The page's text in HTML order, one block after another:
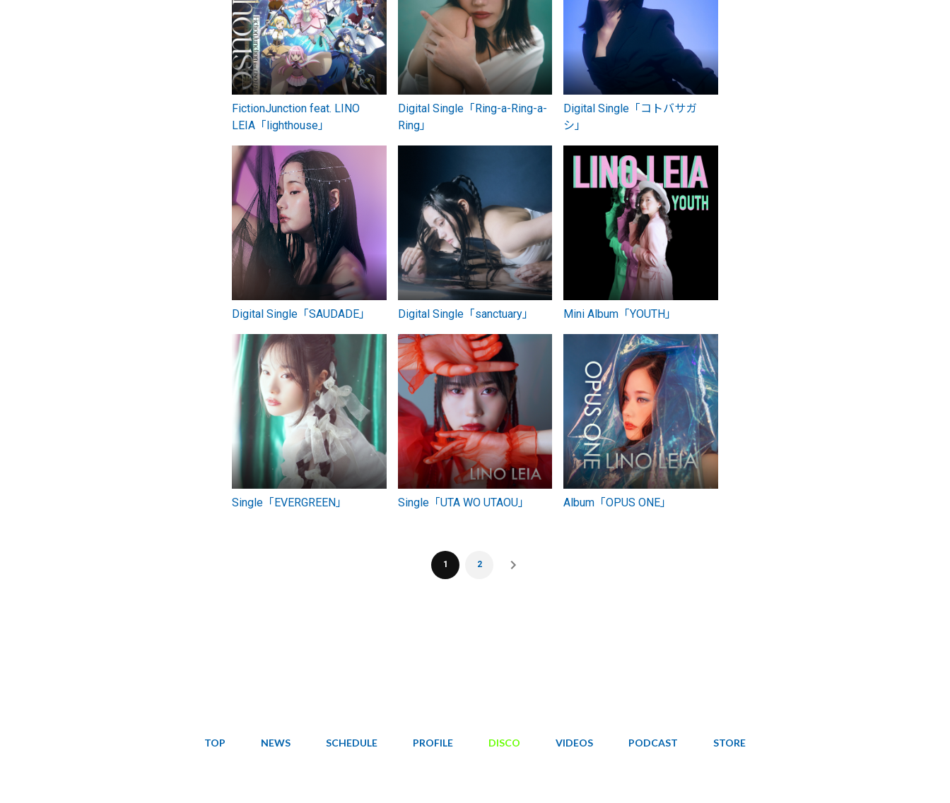
FictionJunction feat. LINO
LEIA「lighthouse」
Digital Single「Ring-a-Ring-a-
Ring」
Digital Single「コトバサガ
シ」
Digital Single「SAUDADE」 Digital Single「sanctuary」 Mini Album「YOUTH」
Single「EVERGREEN」 Single「UTA WO UTAOU」 Album「OPUS ONE」
1 2
TOP NEWS SCHEDULE PROFILE DISCO VIDEOS PODCAST STORE